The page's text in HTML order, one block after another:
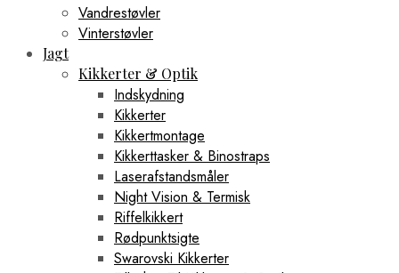
Vandrestøvler
Vinterstøvler
Jagt
Kikkerter & Optik
Indskydning
Kikkerter
Kikkertmontage
Kikkerttasker & Binostraps
Laserafstandsmåler
Night Vision & Termisk
Riffelkikkert
Rødpunktsigte
Swarovski Kikkerter